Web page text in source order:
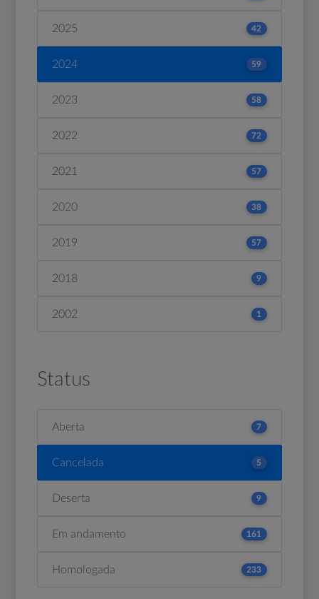
2025 42
2024 59
2023 58
2022 72
2021 57
2020 38
2019 57
2018 9
2002 1
Status
Aberta 7
Cancelada 5
Deserta 9
Em andamento 161
Homologada 233